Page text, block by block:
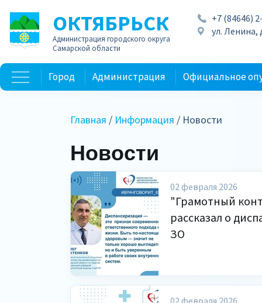
ОКТЯБРЬСК
Администрация городского округа
Самарской области
+7 (84646)
ул. Ленина,
Город Администрация Официальное
Главная / Информация / Новости
Новости
02 февраля 2026
"Грамотный
рассказал о
ЗО
02 февраля 2026